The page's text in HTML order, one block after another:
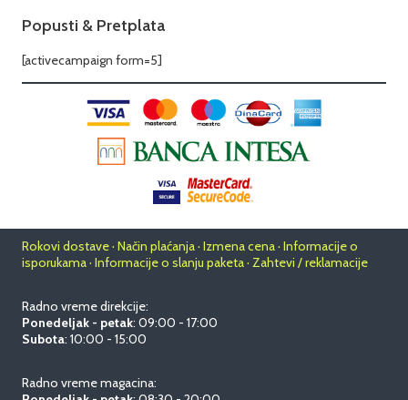
Popusti & Pretplata
[activecampaign form=5]
Rokovi dostave · Način plaćanja · Izmena cena · Informacije o
isporukama · Informacije o slanju paketa · Zahtevi / reklamacije
Radno vreme direkcije:
Ponedeljak - petak: 09:00 - 17:00
Subota: 10:00 - 15:00
Radno vreme magacina: